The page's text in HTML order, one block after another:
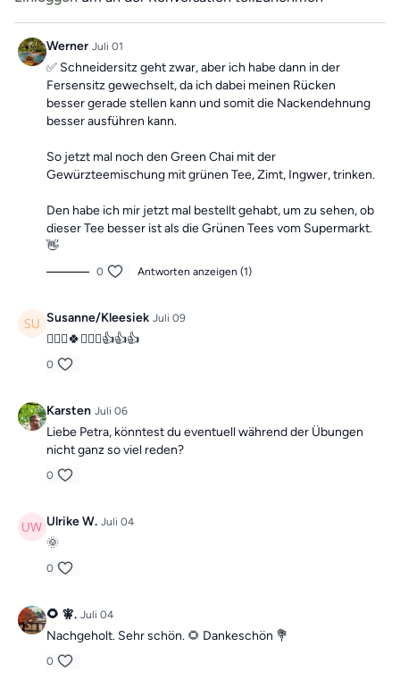
schenkt. ✨🧘‍♀️
Werner Juli 01
✅ Schneidersitz geht zwar, aber ich habe dann in der
Fersensitz gewechselt, da ich dabei meinen Rücken
besser gerade stellen kann und somit die Nackendehnung
besser ausführen kann.
So jetzt mal noch den Green Chai mit der
Gewürzteemischung mit grünen Tee, Zimt, Ingwer, trinken.
Den habe ich mir jetzt mal bestellt gehabt, um zu sehen, ob
dieser Tee besser ist als die Grünen Tees vom Supermarkt.
👋
0 Antworten anzeigen (1)
Susanne/Kleesiek Juli 09
🙋🏼‍♀️🍀🙋🏼‍♀️👍👍👍
0
Karsten Juli 06
Liebe Petra, könntest du eventuell während der Übungen
nicht ganz so viel reden?
0
Ulrike W. Juli 04
🌞
0
🌻 🧚. Juli 04
Nachgeholt. Sehr schön. 🌻 Dankeschön 💐
0